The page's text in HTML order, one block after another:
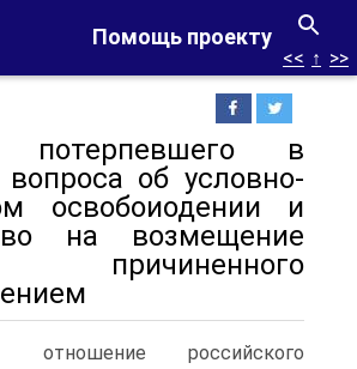
Помощь проекту
<< ↑ >>
потерпевшего в
об условно­
освобоиодении и
на возмещение
причиненного
отношение российского